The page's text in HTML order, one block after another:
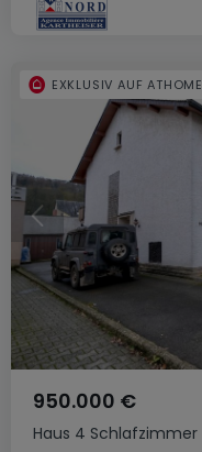
Haus 4 Schlafzimmer
950.000 €
EXKLUSIV AUF ATHOME